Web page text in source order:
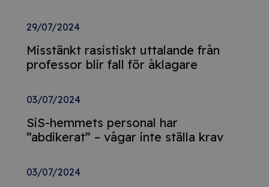
29/07/2024
Misstänkt rasistiskt uttalande från
professor blir fall för åklagare
03/07/2024
SiS-hemmets personal har
”abdikerat” – vågar inte ställa krav
03/07/2024